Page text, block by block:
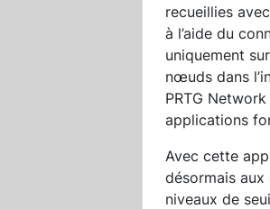
recueillies
à l’aide du
uniquement
nœuds dans
PRTG
applications
Avec cette
désormais aux
niveaux de